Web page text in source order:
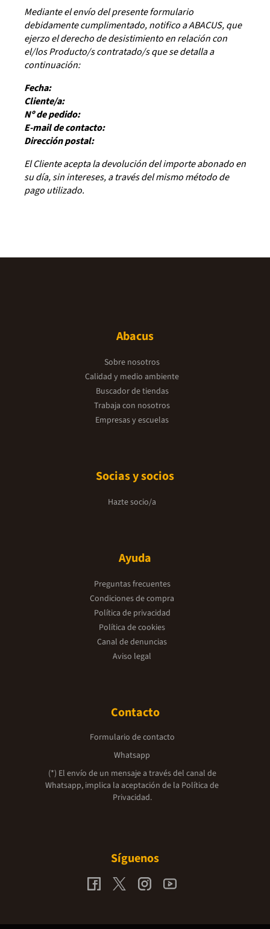
Mediante el envío del presente formulario
debidamente cumplimentado, notifico a ABACUS, que
ejerzo el derecho de desistimiento en relación con
el/los Producto/s contratado/s que se detalla a
continuación:
Fecha:
Cliente/a:
Nº de pedido:
E-mail de contacto:
Dirección postal:
El Cliente acepta la devolución del importe abonado en
su día, sin intereses, a través del mismo método de
pago utilizado.
Abacus
Sobre nosotros
Calidad y medio ambiente
Buscador de tiendas
Trabaja con nosotros
Empresas y escuelas
Socias y socios
Hazte socio/a
Ayuda
Preguntas frecuentes
Condiciones de compra
Política de privacidad
Política de cookies
Canal de denuncias
Aviso legal
Contacto
Formulario de contacto
Whatsapp
(*) El envío de un mensaje a través del canal de
Whatsapp, implica la aceptación de la Política de
Privacidad.
Síguenos